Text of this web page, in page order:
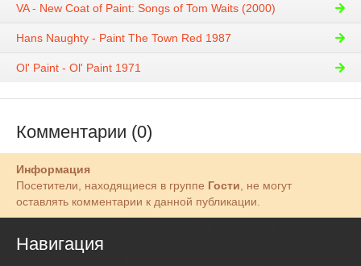
VA - New Coat of Paint: Songs of Tom Waits (2000)
Hans Naughty - Paint The Town Red 1987
Ol' Paint - Ol' Paint 1971
Комментарии (0)
Информация
Посетители, находящиеся в группе Гости, не могут
оставлять комментарии к данной публикации.
Навигация